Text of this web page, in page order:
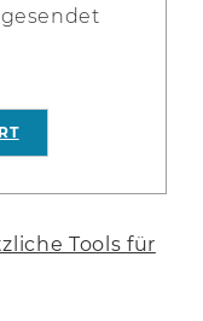
Tools für